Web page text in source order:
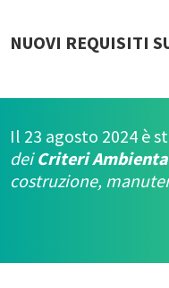
NUOVI REQUISITI
Il 23 agosto 2024 è
deiCriteri
costruzione,